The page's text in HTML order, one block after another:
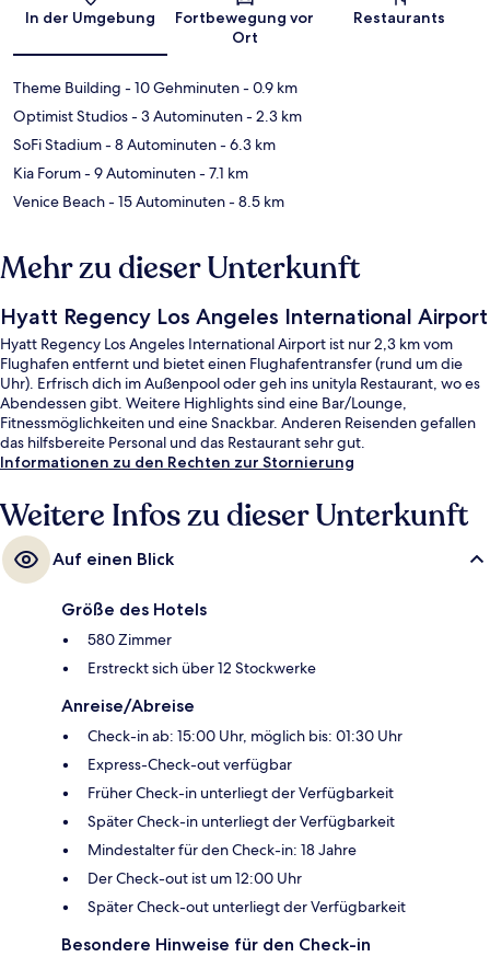
In der Umgebung
Fortbewegung vor
Ort
Restaurants
Theme Building - 10 Gehminuten- 0.9 km
Optimist Studios- 3 Autominuten- 2.3 km
SoFi Stadium- 8 Autominuten- 6.3 km
Kia Forum- 9 Autominuten- 7.1 km
Venice Beach- 15 Autominuten- 8.5 km
Mehr zu dieser Unterkunft
Hyatt Regency Los Angeles International Airport
Hyatt Regency Los Angeles International Airport ist nur 2,3 km vom
Flughafen entfernt und bietet einen Flughafentransfer (rund um die
Uhr). Erfrisch dich im Außenpool oder geh ins unityla Restaurant, wo es
Abendessen gibt. Weitere Highlights sind eine Bar/Lounge,
Fitnessmöglichkeiten und eine Snackbar. Anderen Reisenden gefallen
das hilfsbereite Personal und das Restaurant sehr gut.
Informationen zu den Rechten zur Stornierung
Weitere Infos zu dieser Unterkunft
Auf einen Blick
Größe des Hotels
580 Zimmer
Erstreckt sich über 12 Stockwerke
Anreise/Abreise
Check-in ab: 15:00 Uhr, möglich bis: 01:30 Uhr
Express-Check-out verfügbar
Früher Check-in unterliegt der Verfügbarkeit
Später Check-in unterliegt der Verfügbarkeit
Mindestalter für den Check-in: 18 Jahre
Der Check-out ist um 12:00 Uhr
Später Check-out unterliegt der Verfügbarkeit
Besondere Hinweise für den Check-in